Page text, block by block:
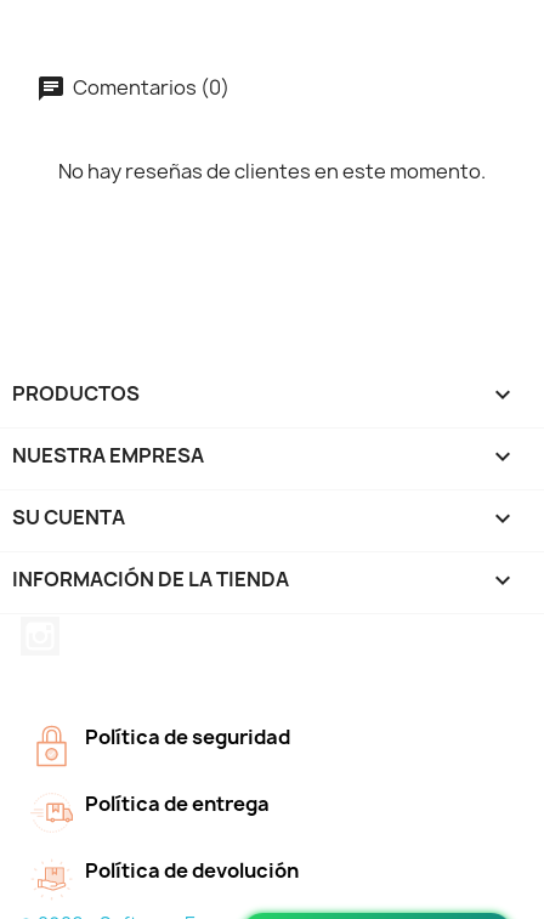
Comentarios (0)
No hay reseñas de clientes en este momento.
PRODUCTOS 
NUESTRA EMPRESA 
SU CUENTA 
INFORMACIÓN DE LA TIENDA keyboard_arrow_down
Política de seguridad
Política de entrega
Política de devolución